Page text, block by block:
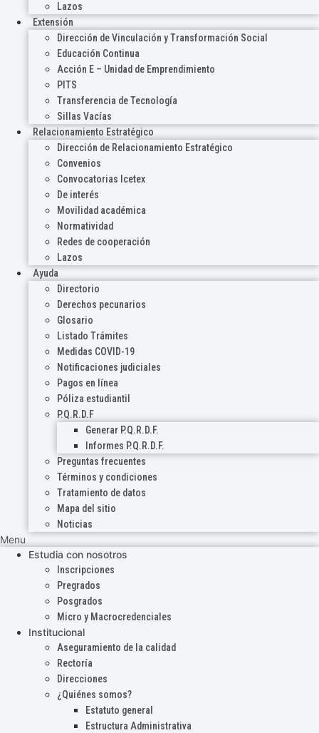
Lazos
Extensión
Dirección de Vinculación y Transformación Social
Educación Continua
Acción E – Unidad de Emprendimiento
PITS
Transferencia de Tecnología
Sillas Vacías
Relacionamiento Estratégico
Dirección de Relacionamiento Estratégico
Convenios
Convocatorias Icetex
De interés
Movilidad académica
Normatividad
Redes de cooperación
Lazos
Ayuda
Directorio
Derechos pecunarios
Glosario
Listado Trámites
Medidas COVID-19
Notificaciones judiciales
Pagos en línea
Póliza estudiantil
P.Q.R.D.F
Generar P.Q.R.D.F.
Informes P.Q.R.D.F.
Preguntas frecuentes
Términos y condiciones
Tratamiento de datos
Mapa del sitio
Noticias
Menu
Estudia con nosotros
Inscripciones
Pregrados
Posgrados
Micro y Macrocredenciales
Institucional
Aseguramiento de la calidad
Rectoría
Direcciones
¿Quiénes somos?
Estatuto general
Estructura Administrativa